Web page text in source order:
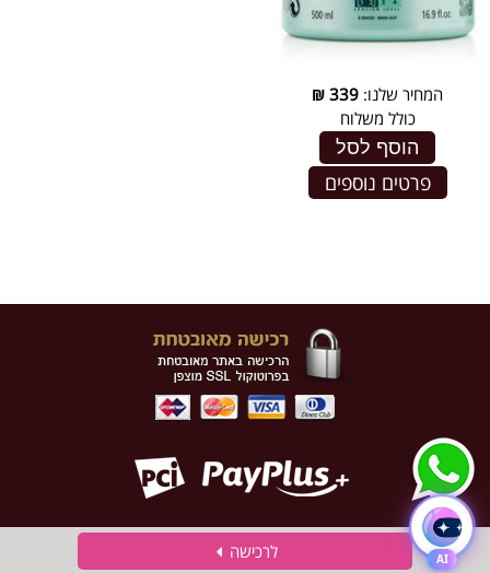
המחיר שלנו: 339
₪
כולל משלוח
הוסף לסל
פרטים נוספים
לרכישה